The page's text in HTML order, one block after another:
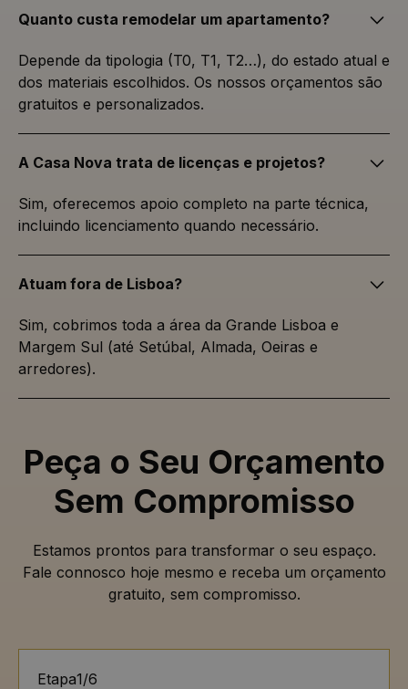
Quanto custa remodelar um apartamento?
Depende da tipologia (T0, T1, T2…), do estado atual e
dos materiais escolhidos. Os nossos orçamentos são
gratuitos e personalizados.
A Casa Nova trata de licenças e projetos?
Sim, oferecemos apoio completo na parte técnica,
incluindo licenciamento quando necessário.
Atuam fora de Lisboa?
Sim, cobrimos toda a área da Grande Lisboa e
Margem Sul (até Setúbal, Almada, Oeiras e
arredores).
Peça o Seu Orçamento
Sem Compromisso
Estamos prontos para transformar o seu espaço.
Fale connosco hoje mesmo e receba um orçamento
gratuito, sem compromisso.
Etapa1/6
página em um
os dados do
visitante, da
sessão e da
análise dos
Provedor/
nova.com.pt